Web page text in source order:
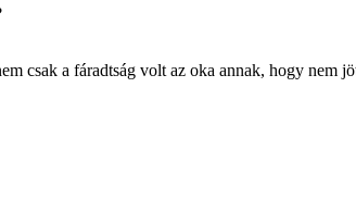
csak a fáradtság volt az oka annak, hogy nem